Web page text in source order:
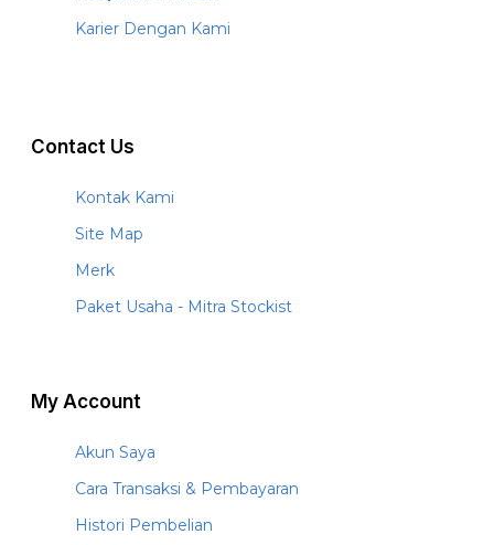
Karier Dengan Kami
Contact Us
Kontak Kami
Site Map
Merk
Paket Usaha - Mitra Stockist
My Account
Akun Saya
Cara Transaksi & Pembayaran
Histori Pembelian